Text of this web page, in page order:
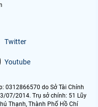
Twitter
Youtube
0312866570 do Sở Tài Chính
07/2014. Trụ sở chính: 51 Lũy
Thạnh, Thành Phố Hồ Chí